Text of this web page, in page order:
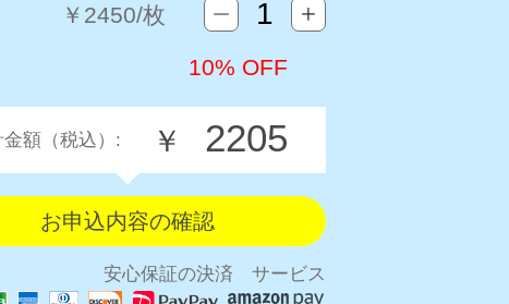
￥ 2450/枚
10% OFF
金額（税込）: ￥ 2205
安心保証の決済 サービス